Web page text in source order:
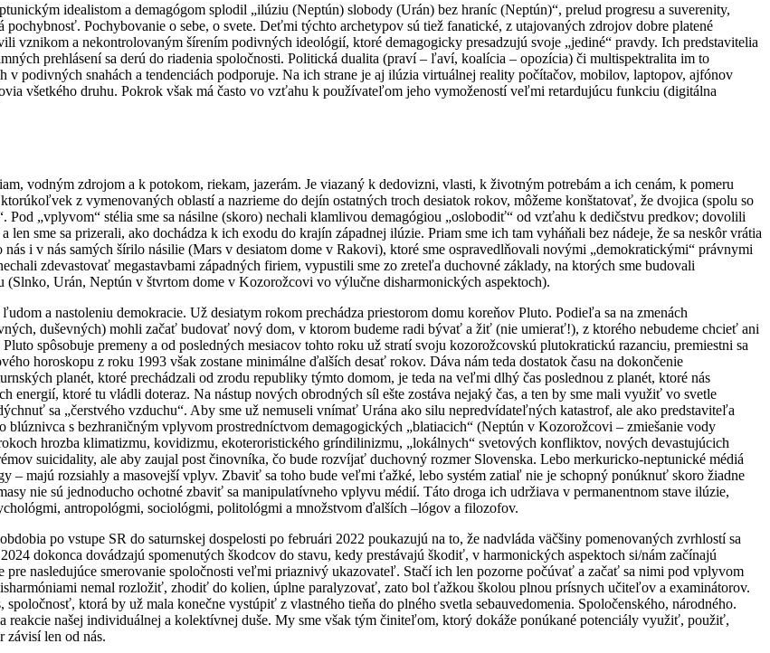
idealistom a demagógom splodil „ilúziu (Neptún) slobody (Urán) bez hraníc (Neptún)“, prelud progresu a suverenity,
Pochybovanie o sebe, o svete. Deťmi týchto archetypov sú tiež fanatické, z utajovaných zdrojov dobre platené
vznikom a nekontrolovaným šírením podivných ideológií, ktoré demagogicky presadzujú svoje „jediné“ pravdy. Ich predstavitelia
prehlásení sa derú do riadenia spoločnosti. Politická dualita (praví – ľaví, koalícia – opozícia) či multispektralita im to
podivných snahách a tendenciách podporuje. Na ich strane je aj ilúzia virtuálnej reality počítačov, mobilov, laptopov, ajfónov
všetkého druhu. Pokrok však má často vo vzťahu k používateľom jeho vymožeností veľmi retardujúcu funkciu (digitálna
vodným zdrojom a k potokom, riekam, jazerám. Je viazaný k dedovizni, vlasti, k životným potrebám a ich cenám, k pomeru
z vymenovaných oblastí a nazrieme do dejín ostatných troch desiatok rokov, môžeme konštatovať, že dvojica (spolu so
„vplyvom“ stélia sme sa násilne (skoro) nechali klamlivou demagógiou „oslobodiť“ od vzťahu k dedičstvu predkov; dovolili
sme sa prizerali, ako dochádza k ich exodu do krajín západnej ilúzie. Priam sme ich tam vyháňali bez nádeje, že sa neskôr vrátia
i v nás samých šírilo násilie (Mars v desiatom dome v Rakovi), ktoré sme ospravedlňovali novými „demokratickými“ právnymi
zdevastovať megastavbami západných firiem, vypustili sme zo zreteľa duchovné základy, na ktorých sme budovali
Urán, Neptún v štvrtom dome v Kozorožcovi vo výlučne disharmonických aspektoch).
a nastoleniu demokracie. Už desiatym rokom prechádza priestorom domu koreňov Pluto. Podieľa sa na zmenách
duševných) mohli začať budovať nový dom, v ktorom budeme radi bývať a žiť (nie umierať!), z ktorého nebudeme chcieť ani
spôsobuje premeny a od posledných mesiacov tohto roku už stratí svoju kozorožcovskú plutokratickú razanciu, premiestni sa
horoskopu z roku 1993 však zostane minimálne ďalších desať rokov. Dáva nám teda dostatok času na dokončenie
planét, ktoré prechádzali od zrodu republiky týmto domom, je teda na veľmi dlhý čas poslednou z planét, ktoré nás
energií, ktoré tu vládli doteraz. Na nástup nových obrodných síl ešte zostáva nejaký čas, a ten by sme mali využiť vo svetle
sa „čerstvého vzduchu“. Aby sme už nemuseli vnímať Urána ako silu nepredvídateľných katastrof, ale ako predstaviteľa
s bezhraničným vplyvom prostredníctvom demagogických „blatiacich“ (Neptún v Kozorožcovi – zmiešanie vody
hrozba klimatizmu, kovidizmu, ekoteroristického gríndilinizmu, „lokálnych“ svetových konfliktov, nových devastujúcich
suicidality, ale aby zaujal post činovníka, čo bude rozvíjať duchovný rozmer Slovenska. Lebo merkuricko-neptunické médiá
majú rozsiahly a masovejší vplyv. Zbaviť sa toho bude veľmi ťažké, lebo systém zatiaľ nie je schopný ponúknuť skoro žiadne
nie sú jednoducho ochotné zbaviť sa manipulatívneho vplyvu médií. Táto droga ich udržiava v permanentnom stave ilúzie,
antropológmi, sociológmi, politológmi a množstvom ďalších –lógov a filozofov.
po vstupe SR do saturnskej dospelosti po februári 2022 poukazujú na to, že nadvláda väčšiny pomenovaných zvrhlostí sa
dokonca dovádzajú spomenutých škodcov do stavu, kedy prestávajú škodiť, v harmonických aspektoch si/nám začínajú
nasledujúce smerovanie spoločnosti veľmi priaznivý ukazovateľ. Stačí ich len pozorne počúvať a začať sa nimi pod vplyvom
nemal rozložiť, zhodiť do kolien, úplne paralyzovať, zato bol ťažkou školou plnou prísnych učiteľov a examinátorov.
ktorá by už mala konečne vystúpiť z vlastného tieňa do plného svetla sebauvedomenia. Spoločenského, národného.
našej individuálnej a kolektívnej duše. My sme však tým činiteľom, ktorý dokáže ponúkané potenciály využiť, použiť,
závisí len od nás.